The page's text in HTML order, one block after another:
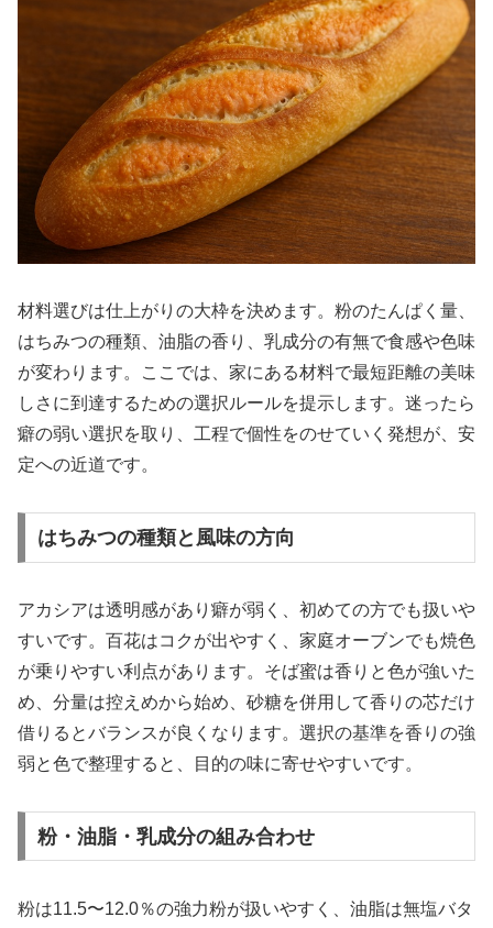
材料選びは仕上がりの大枠を決めます。粉のたんぱく量、
はちみつの種類、油脂の香り、乳成分の有無で食感や色味
が変わります。ここでは、家にある材料で最短距離の美味
しさに到達するための選択ルールを提示します。迷ったら
癖の弱い選択を取り、工程で個性をのせていく発想が、安
定への近道です。
はちみつの種類と風味の方向
アカシアは透明感があり癖が弱く、初めての方でも扱いや
すいです。百花はコクが出やすく、家庭オーブンでも焼色
が乗りやすい利点があります。そば蜜は香りと色が強いた
め、分量は控えめから始め、砂糖を併用して香りの芯だけ
借りるとバランスが良くなります。選択の基準を香りの強
弱と色で整理すると、目的の味に寄せやすいです。
粉・油脂・乳成分の組み合わせ
粉は11.5〜12.0％の強力粉が扱いやすく、油脂は無塩バタ